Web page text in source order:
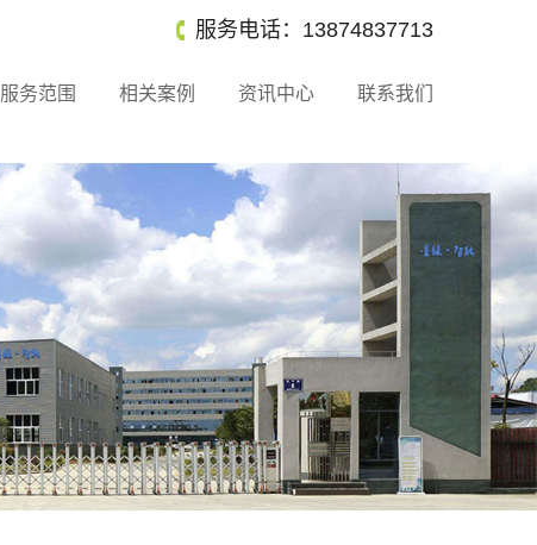
服务电话：13874837713
服务范围 相关案例 资讯中心 联系我们